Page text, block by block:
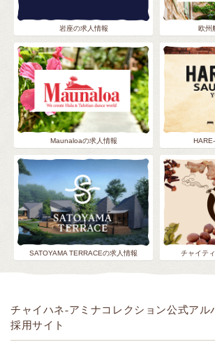
岩座の求人情報 欧州
Maunaloaの求人情報
SATOYAMA TERRACEの求人情報 チャイテ
チャイハネ-アミナコレクション公式アル
採用サイト